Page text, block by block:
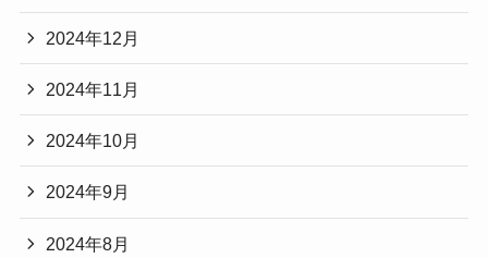
2024年12月
2024年11月
2024年10月
2024年9月
2024年8月